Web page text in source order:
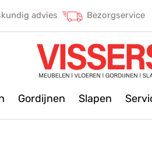
advies Bezorgservice
Gordijnen Slapen